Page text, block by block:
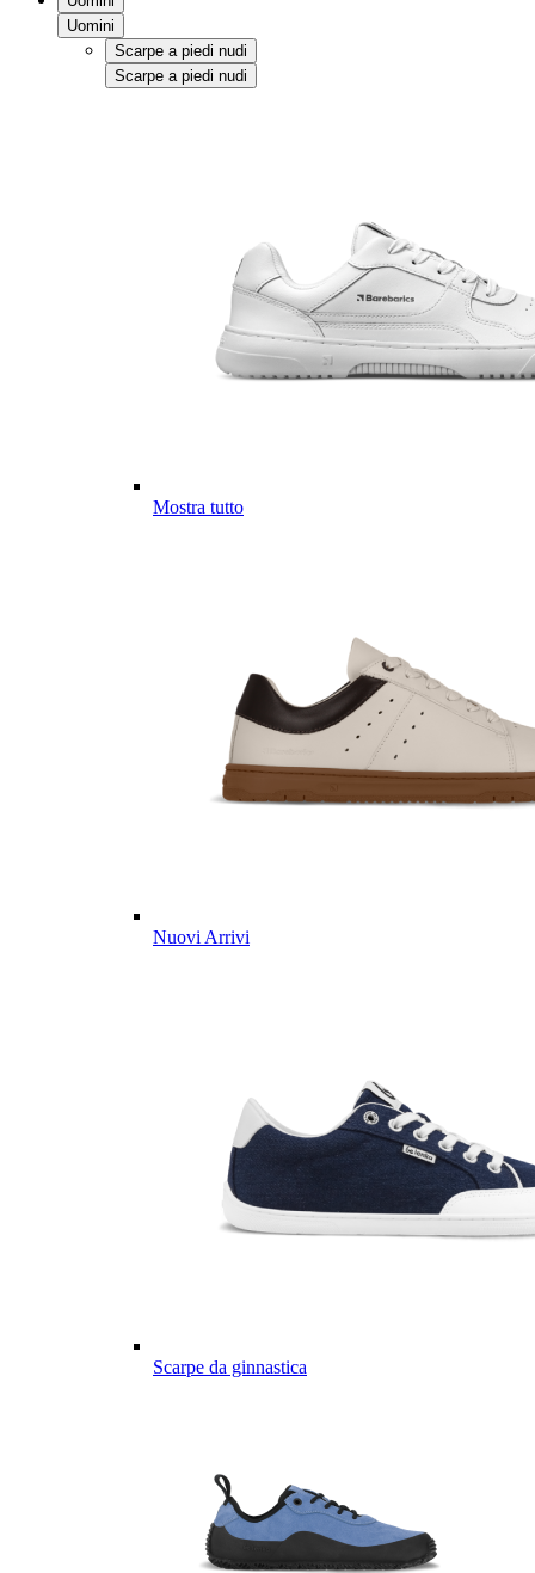
Uomini
Scarpe a piedi nudi
Scarpe a piedi nudi
Mostra tutto
Nuovi Arrivi
Scarpe da ginnastica